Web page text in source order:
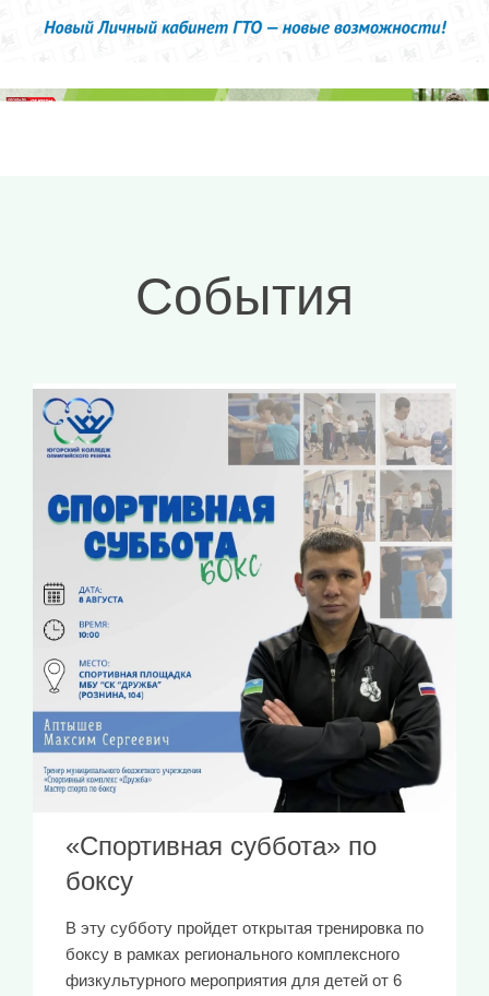
События
«Спортивная суббота» по
боксу
В эту субботу пройдет открытая тренировка по
боксу в рамках регионального комплексного
физкультурного мероприятия для детей от 6